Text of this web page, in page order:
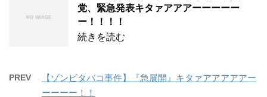
党、緊急発表キタァアアアーーーーー
ー！！！！
続きを読む
PREV
【ゾンビタバコ事件】『急展開』キタァアアアアアー
ーーーー！！